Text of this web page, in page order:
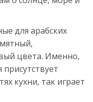
для арабских
цвета. Именно,
кухни, так играет